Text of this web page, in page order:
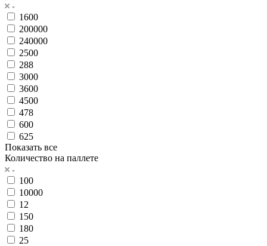
1600
200000
240000
2500
288
3000
3600
4500
478
600
625
Показать все
Количество на паллете
100
10000
12
150
180
25